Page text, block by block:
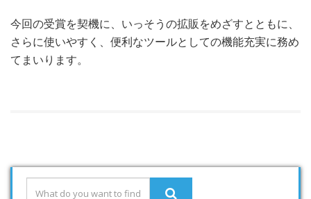
今回の受賞を契機に、いっそうの拡販をめざすとともに、
さらに使いやすく、便利なツールとしての機能充実に務め
てまいります。